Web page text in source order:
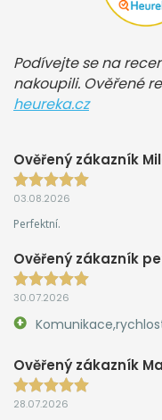
Podívejte se na
nakoupili. Ověřené
heureka.cz
Ověřený zákazník
03.08.2026
Perfektní.
Ověřený zákazník
30.07.2026
Ověřený zákazník
28.07.2026